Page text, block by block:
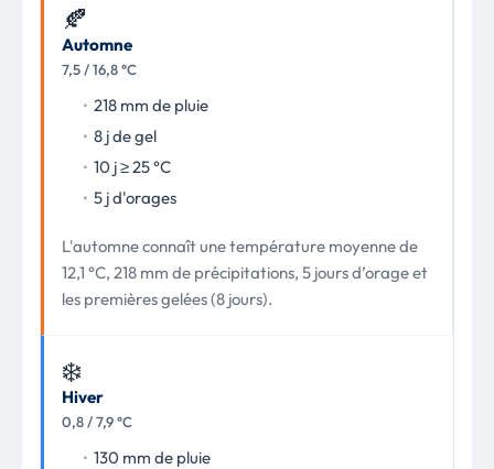
🍂
Automne
7,5 / 16,8 °C
218 mm de pluie
8 j de gel
10 j ≥ 25 °C
5 j d'orages
L'automne connaît une température moyenne de
12,1 °C, 218 mm de précipitations, 5 jours d’orage et
les premières gelées (8 jours).
❄️
Hiver
0,8 / 7,9 °C
130 mm de pluie